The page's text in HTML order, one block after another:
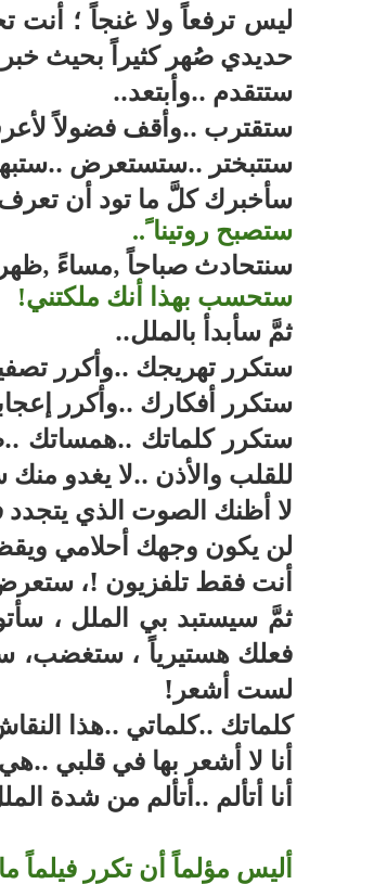
ليس ترفعاً ولا غنجاً ؛ أنت
حديدي صُهر كثيراً بحيث خبر
ستتقدم ..وأبتعد..
ستقترب ..وأقف فضولاً
ستتبختر ..ستستعرض ..ستبهر
سأخبرك كلَّ ما تود أن
ستصبح روتينا ً..
سنتحادث صباحاً ,مساءً
ستحسب بهذا أنك ملكتني!
ثمَّ سأبدأ بالملل..
ستكرر تهريجك ..وأكرر
ستكرر أفكارك ..وأكرر
ستكرر كلماتك ..همساتك
للقلب والأذن ..لا يغدو
لا أظنك الصوت الذي
لن يكون وجهك أحلامي
أنت فقط تلفزيون !، ستعرض
ثمَّ سيستبد بي الملل ،
فعلك هستيرياً ، ستغضب،
لست أشعر !
كلماتك ..كلماتي ..هذا
أنا لا أشعر بها في قلبي
أنا أتألم ..أتألم من شدة
أليس مؤلماً أن تكرر فيلماً